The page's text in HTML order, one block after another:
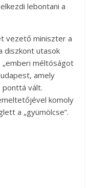
lebontani a
vezető miniszter a
diszkont utasok
„emberi méltóságot
amely
ponttá vált.
komoly
a „gyümölcse”.